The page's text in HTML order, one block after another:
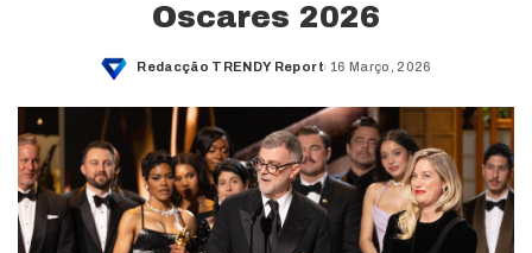
Oscares 2026
Posted
Redacção TRENDY Report 16 Março, 2026